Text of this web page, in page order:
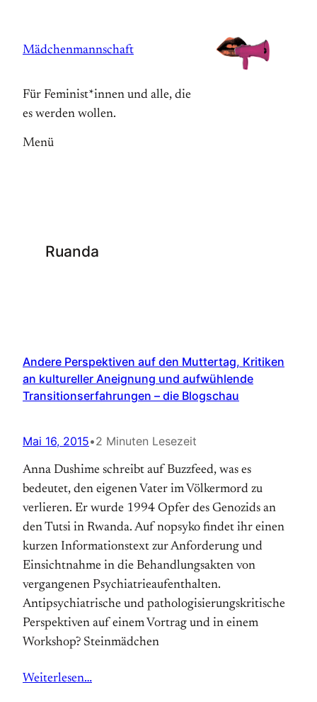
springen
Mädchenmannschaft
Für Feminist*innen und alle, die
es werden wollen.
Menü
Ruanda
Andere Perspektiven auf den Muttertag, Kritiken
an kultureller Aneignung und aufwühlende
Transitionserfahrungen – die Blogschau
Mai 16, 2015•2 Minuten Lesezeit
Anna Dushime schreibt auf Buzzfeed, was es
bedeutet, den eigenen Vater im Völkermord zu
verlieren. Er wurde 1994 Opfer des Genozids an
den Tutsi in Rwanda. Auf nopsyko findet ihr einen
kurzen Informationstext zur Anforderung und
Einsichtnahme in die Behandlungsakten von
vergangenen Psychiatrieaufenthalten.
Antipsychiatrische und pathologisierungskritische
Perspektiven auf einem Vortrag und in einem
Workshop? Steinmädchen
Weiterlesen…